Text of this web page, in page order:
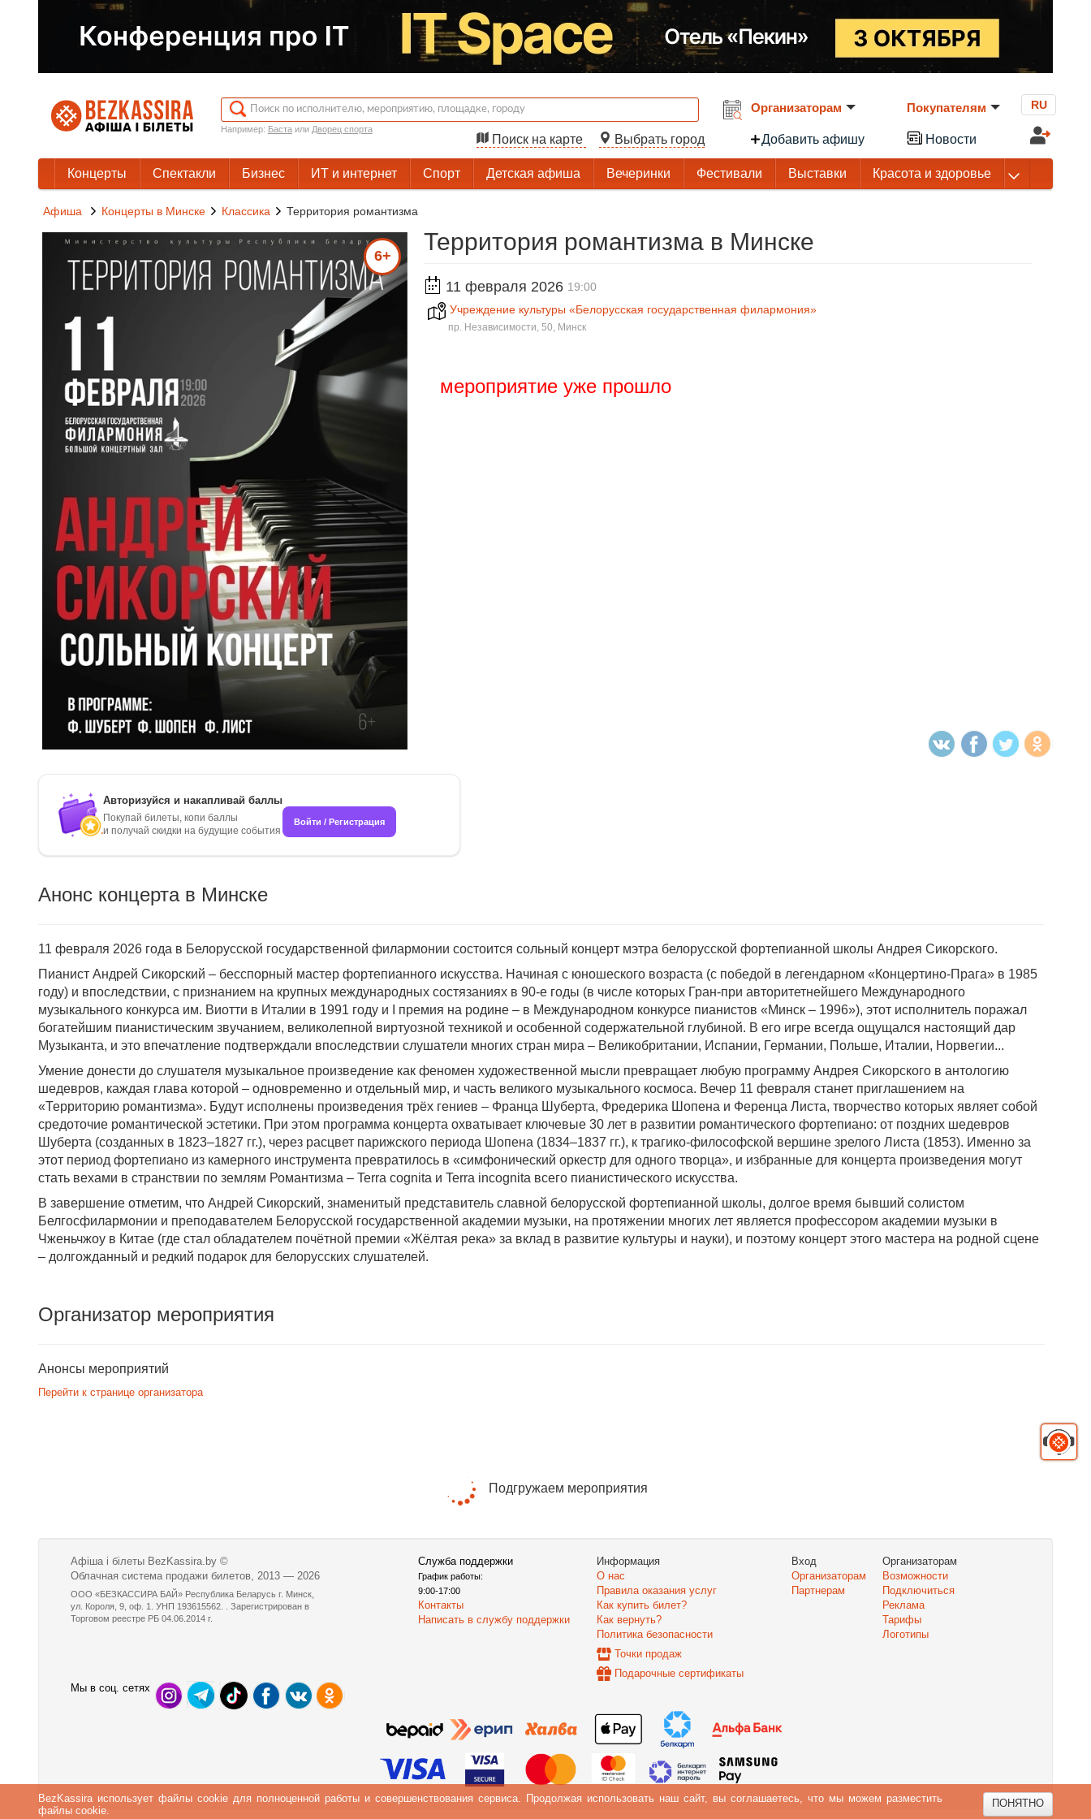
BezKassira использует файлы cookie для полноценной работы и совершенствования сервиса. Продолжая использовать наш сайт, вы соглашаетесь, что мы можем разместить
файлы cookie.
ПОНЯТНО
Например: Бастаили Дворец спорта
Поиск на карте Выбрать город
Организаторам
Добавить афишу
Покупателям
Новости
RU
Концерты Спектакли Бизнес ИТ и интернет Спорт Детская афиша Вечеринки Фестивали Выставки Красота и здоровье
Афиша Концерты в Минске Классика Территория романтизма
6+
Территория романтизма в Минске
11 февраля 2026 19:00
Учреждение культуры «Белорусская государственная филармония»
пр. Независимости, 50, Минск
мероприятие уже прошло
Авторизуйся и накапливай баллы
Покупай билеты, копи баллы
и получай скидки на будущие события
Войти / Регистрация
Анонс концерта в Минске
11 февраля 2026 года в Белорусской государственной филармонии состоится сольный концерт мэтра белорусской фортепианной школы Андрея Сикорского.
Пианист Андрей Сикорский – бесспорный мастер фортепианного искусства. Начиная с юношеского возраста (с победой в легендарном «Концертино-Прага» в 1985
году) и впоследствии, с признанием на крупных международных состязаниях в 90-е годы (в числе которых Гран-при авторитетнейшего Международного
музыкального конкурса им. Виотти в Италии в 1991 году и I премия на родине – в Международном конкурсе пианистов «Минск – 1996»), этот исполнитель поражал
богатейшим пианистическим звучанием, великолепной виртуозной техникой и особенной содержательной глубиной. В его игре всегда ощущался настоящий дар
Музыканта, и это впечатление подтверждали впоследствии слушатели многих стран мира – Великобритании, Испании, Германии, Польше, Италии, Норвегии...
Умение донести до слушателя музыкальное произведение как феномен художественной мысли превращает любую программу Андрея Сикорского в антологию
шедевров, каждая глава которой – одновременно и отдельный мир, и часть великого музыкального космоса. Вечер 11 февраля станет приглашением на
«Территорию романтизма». Будут исполнены произведения трёх гениев – Франца Шуберта, Фредерика Шопена и Ференца Листа, творчество которых являет собой
средоточие романтической эстетики. При этом программа концерта охватывает ключевые 30 лет в развитии романтического фортепиано: от поздних шедевров
Шуберта (созданных в 1823–1827 гг.), через расцвет парижского периода Шопена (1834–1837 гг.), к трагико-философской вершине зрелого Листа (1853). Именно за
этот период фортепиано из камерного инструмента превратилось в «симфонический оркестр для одного творца», и избранные для концерта произведения могут
стать вехами в странствии по землям Романтизма – Terra cognita и Terra incognita всего пианистического искусства.
В завершение отметим, что Андрей Сикорский, знаменитый представитель славной белорусской фортепианной школы, долгое время бывший солистом
Белгосфилармонии и преподавателем Белорусской государственной академии музыки, на протяжении многих лет является профессором академии музыки в
Чженьчжоу в Китае (где стал обладателем почётной премии «Жёлтая река» за вклад в развитие культуры и науки), и поэтому концерт этого мастера на родной сцене
– долгожданный и редкий подарок для белорусских слушателей.
Организатор мероприятия
Анонсы мероприятий
Перейти к странице организатора
Подгружаем мероприятия
Афіша і білеты BezKassira.by ©
Облачная система продажи билетов, 2013 — 2026
ООО «БЕЗКАССИРА БАЙ» Республика Беларусь г. Минск,
ул. Короля, 9, оф. 1. УНП 193615562. . Зарегистрирован в
Торговом реестре РБ 04.06.2014 г.
Служба поддержки
График работы:
9:00-17:00
Контакты
Написать в службу поддержки
Информация
О нас
Правила оказания услуг
Как купить билет?
Как вернуть?
Политика безопасности
Точки продаж
Подарочные сертификаты
Вход
Организаторам
Партнерам
Организаторам
Возможности
Подключиться
Реклама
Тарифы
Логотипы
Мы в соц. сетях